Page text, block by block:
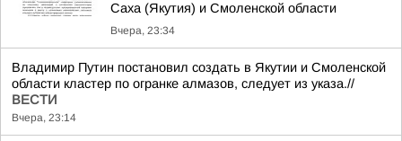
Саха (Якутия) и Смоленской области
Вчера, 23:34
Владимир Путин постановил создать в Якутии и Смоленской
области кластер по огранке алмазов, следует из указа.//
ВЕСТИ
Вчера, 23:14